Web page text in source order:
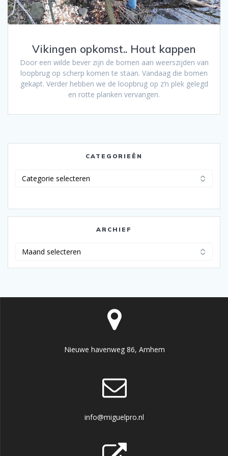
Vikingen opkomst.. Hout kappen
Door een wilde bever zijn de bomen aan weerszijden van
loopbrug op scherp komen te staan. Vandaag die bomen
gekapt. Verder hebben we de loopbrug op z’n plek gelegd
en rotte planken vervangen.
CATEGORIEËN
ARCHIEF
Nieuwe havenweg 86, Arnhem
info@miguelpro.nl